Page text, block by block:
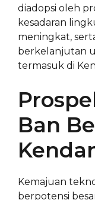
diadopsi oleh
kesadaran
meningkat,
berkelanjutan
termasuk di
Ban
Kemajuan
berpotensi